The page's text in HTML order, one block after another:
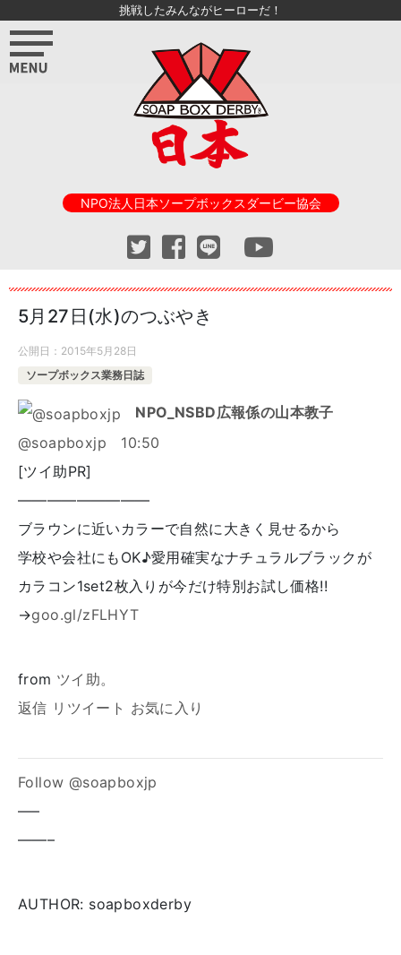
挑戦したみんながヒーローだ！
NPO法人日本ソープボックスダービー協会
5月27日(水)のつぶやき
公開日： 2015年5月28日
ソープボックス業務日誌
NPO_NSBD広報係の山本教子
@soapboxjp
10:50
[ツイ助PR]
―――――――――
ブラウンに近いカラーで自然に大きく見せるから
学校や会社にもOK♪愛用確実なナチュラルブラックが
カラコン1set2枚入りが今だけ特別お試し価格!!
→goo.gl/zFLHYT
from ツイ助。
返信 リツイート お気に入り
Follow @soapboxjp
—–
——–
AUTHOR: soapboxderby